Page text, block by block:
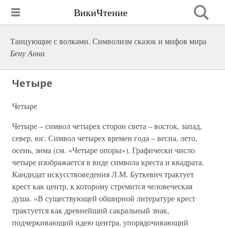
ВикиЧтение
Танцующие с волками. Символизм сказок и мифов мира
Бену Анна
Четыре
Четыре
Четыре – символ четырех сторон света – восток, запад,
север, юг. Символ четырех времен года – весна, лето,
осень, зима (см. «Четыре опоры»). Графически число
четыре изображается в виде символа креста и квадрата.
Кандидат искусствоведения Л.М. Буткевич трактует
крест как центр, к которому стремится человеческая
душа. «В существующей обширной литературе крест
трактуется как древнейший сакральный знак,
подчеркивающий идею центра, упорядочивающий